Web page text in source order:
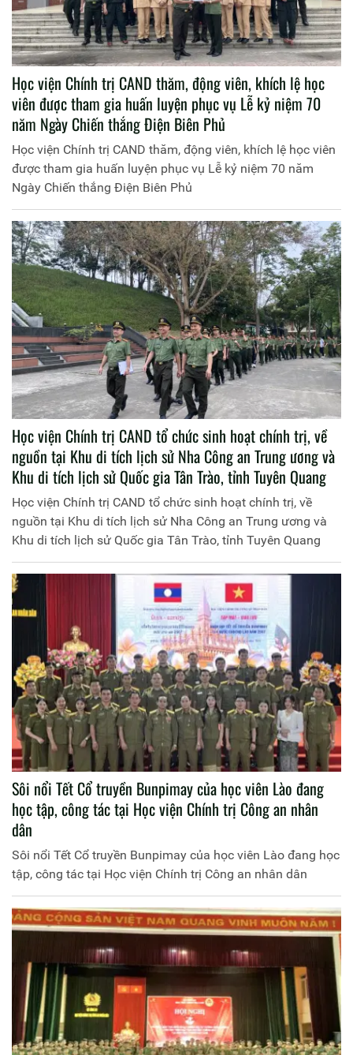
Học viện Chính trị CAND thăm, động viên, khích lệ học
viên được tham gia huấn luyện phục vụ Lễ kỷ niệm 70
năm Ngày Chiến thắng Điện Biên Phủ
Học viện Chính trị CAND thăm, động viên, khích lệ học viên
được tham gia huấn luyện phục vụ Lễ kỷ niệm 70 năm
Ngày Chiến thắng Điện Biên Phủ
Học viện Chính trị CAND tổ chức sinh hoạt chính trị, về
nguồn tại Khu di tích lịch sử Nha Công an Trung ương và
Khu di tích lịch sử Quốc gia Tân Trào, tỉnh Tuyên Quang
Học viện Chính trị CAND tổ chức sinh hoạt chính trị, về
nguồn tại Khu di tích lịch sử Nha Công an Trung ương và
Khu di tích lịch sử Quốc gia Tân Trào, tỉnh Tuyên Quang
Sôi nổi Tết Cổ truyền Bunpimay của học viên Lào đang
học tập, công tác tại Học viện Chính trị Công an nhân
dân
Sôi nổi Tết Cổ truyền Bunpimay của học viên Lào đang học
tập, công tác tại Học viện Chính trị Công an nhân dân